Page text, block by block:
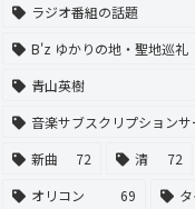
ラジオ番組の話題
B'z ゆかりの地・聖地巡礼
青山英樹
音楽サブスクリプション
新曲
72 清 72
オリコン
69